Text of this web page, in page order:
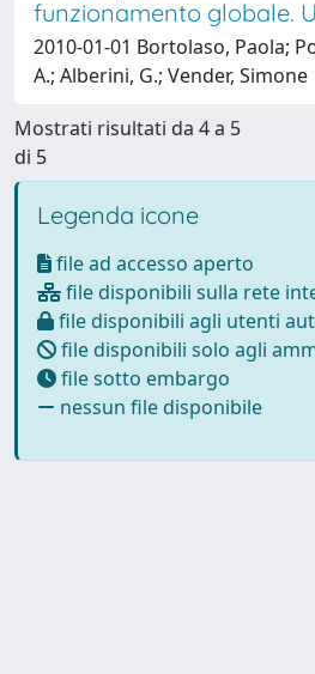
funzionamento globale.
2010-01-01 Bortolaso, Paola;
A.; Alberini, G.; Vender, Simone
Mostrati risultati da 4 a 5
di 5
Legenda icone
file ad accesso aperto
file disponibili sulla rete
file disponibili agli utenti
file disponibili solo agli
file sotto embargo
nessun file disponibile